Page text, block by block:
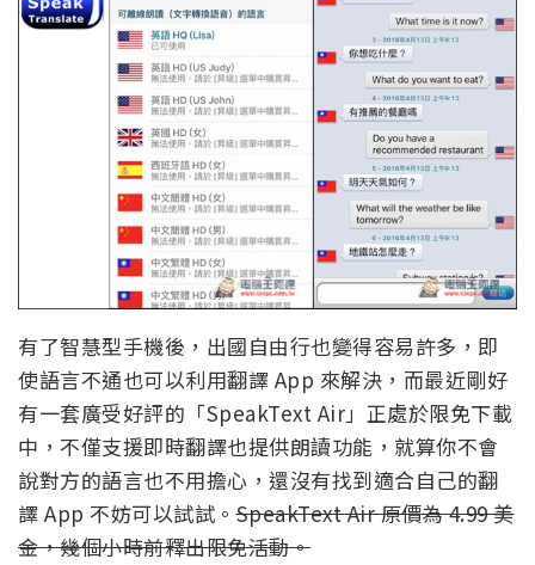
有了智慧型手機後，出國自由行也變得容易許多，即
使語言不通也可以利用翻譯 App 來解決，而最近剛好
有一套廣受好評的「SpeakText Air」正處於限免下載
中，不僅支援即時翻譯也提供朗讀功能，就算你不會
說對方的語言也不用擔心，還沒有找到適合自己的翻
譯 App 不妨可以試試。SpeakText Air 原價為 4.99 美
金，幾個小時前釋出限免活動。